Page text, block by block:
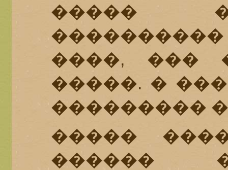
�����
����, ���
�����. �
���������
�����
������